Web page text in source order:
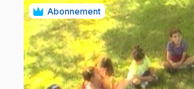
Abonnement